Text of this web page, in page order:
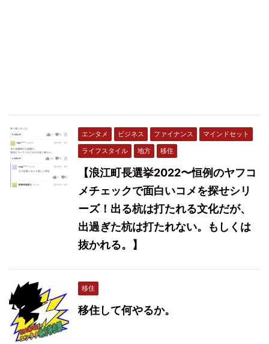
エンタメ ビジネス ファイナンス
マインドセット
ライフスタイル
地方 移住
【浪江町長選挙2022〜恒例のヤフコ
メチェックで面白いコメを探せシリ
ーズ！出る杭は打たれる文化だが、
出過ぎた杭は打たれない。もしくは
抜かれる。】
移住
移住して何やるか。